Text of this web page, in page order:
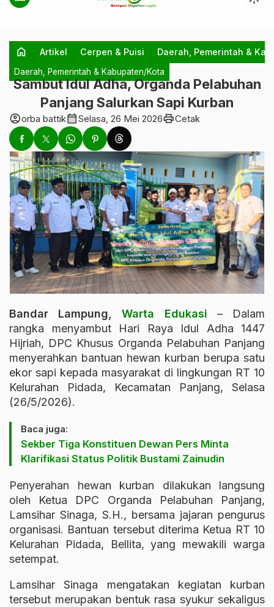
home Artikel Cerpen & Puisi Daerah, Pemerintah &
Daerah, Pemerintah & Kabupaten/Kota
Sambut Idul Adha, Organda Pelabuhan
Panjang Salurkan Sapi Kurban
account_circleorba battikcalendar_monthSelasa, 26 Mei 2026printCetak
Bandar Lampung,Warta Edukasi – Dalam
rangka menyambut Hari Raya Idul Adha 1447
Hijriah, DPC Khusus Organda Pelabuhan Panjang
menyerahkan bantuan hewan kurban berupa satu
ekor sapi kepada masyarakat di lingkungan RT 10
Kelurahan Pidada, Kecamatan Panjang, Selasa
(26/5/2026).
Baca juga:
Sekber Tiga Konstituen Dewan Pers Minta
Klarifikasi Status Politik Bustami Zainudin
Penyerahan hewan kurban dilakukan langsung
oleh Ketua DPC Organda Pelabuhan Panjang,
Lamsihar Sinaga, S.H., bersama jajaran pengurus
organisasi. Bantuan tersebut diterima Ketua RT 10
Kelurahan Pidada, Bellita, yang mewakili warga
setempat.
Lamsihar Sinaga mengatakan kegiatan kurban
tersebut merupakan bentuk rasa syukur sekaligus